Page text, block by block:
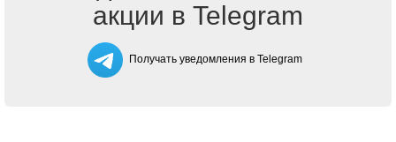
акции в Telegram
Получать уведомления в Telegram